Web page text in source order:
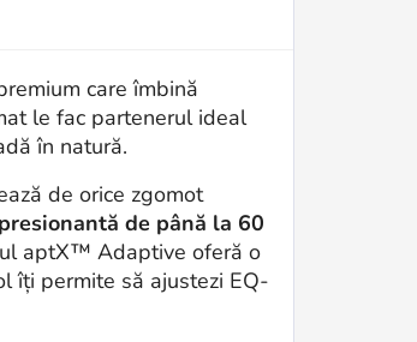
care îmbină
le fac partenerul ideal
în natură.
de orice zgomot
de până la 60
aptX™ Adaptive oferă o
îți permite să ajustezi EQ-